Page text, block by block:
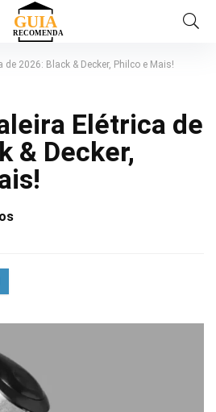
de 2026: Black & Decker, Philco e Mais!
Elétrica de
& Decker,